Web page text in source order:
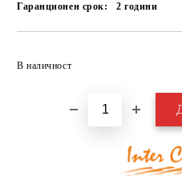
Гаранционен срок: 2години
В наличност